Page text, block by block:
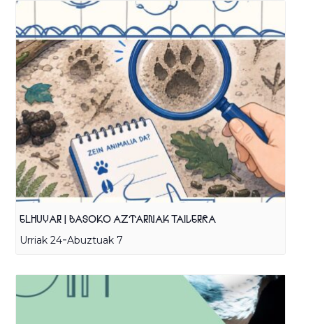
ELHUYAR | BASOKO AZTARNAK TAILERRA
Urriak 24-Abuztuak 7